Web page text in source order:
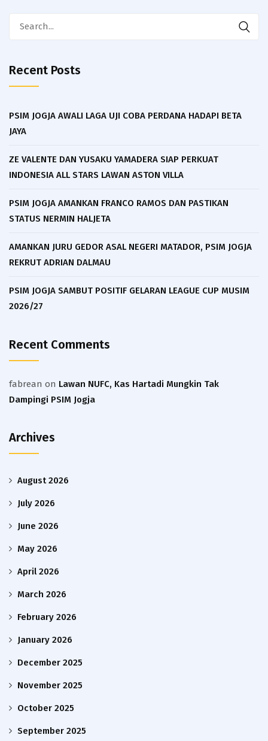
Recent Posts
PSIM JOGJA AWALI LAGA UJI COBA PERDANA HADAPI BETA
JAYA
ZE VALENTE DAN YUSAKU YAMADERA SIAP PERKUAT
INDONESIA ALL STARS LAWAN ASTON VILLA
PSIM JOGJA AMANKAN FRANCO RAMOS DAN PASTIKAN
STATUS NERMIN HALJETA
AMANKAN JURU GEDOR ASAL NEGERI MATADOR, PSIM JOGJA
REKRUT ADRIAN DALMAU
PSIM JOGJA SAMBUT POSITIF GELARAN LEAGUE CUP MUSIM
2026/27
Recent Comments
fabrean on Lawan NUFC, Kas Hartadi Mungkin Tak
Dampingi PSIM Jogja
Archives
August 2026
July 2026
June 2026
May 2026
April 2026
March 2026
February 2026
January 2026
December 2025
November 2025
October 2025
September 2025